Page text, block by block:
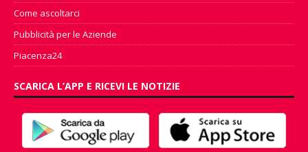
Come ascoltarci
Pubblicità per le Aziende
Piacenza24
SCARICA L’APP E RICEVI LE NOTIZIE